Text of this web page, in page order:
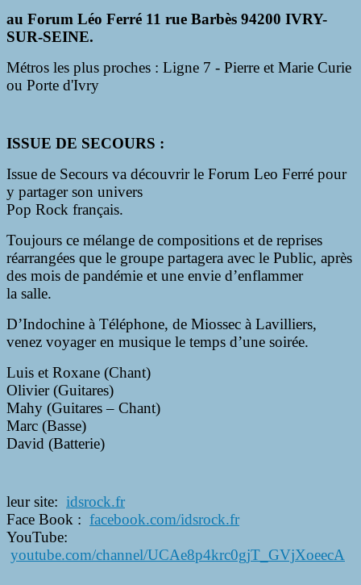
au Forum Léo Ferré 11 rue Barbès 94200 IVRY-
SUR-SEINE.
Métros les plus proches : Ligne 7 - Pierre et Marie Curie
ou Porte d'Ivry
ISSUE DE SECOURS :
Issue de Secours va découvrir le Forum Leo Ferré pour
y partager son univers
Pop Rock français.
Toujours ce mélange de compositions et de reprises
réarrangées que le groupe partagera avec le Public, après
des mois de pandémie et une envie d’enflammer
la salle.
D’Indochine à Téléphone, de Miossec à Lavilliers,
venez voyager en musique le temps d’une soirée.
Luis et Roxane (Chant)
Olivier (Guitares)
Mahy (Guitares – Chant)
Marc (Basse)
David (Batterie)
leur site: idsrock.fr
Face Book : facebook.com/idsrock.fr
YouTube:
youtube.com/channel/UCAe8p4krc0gjT_GVjXoeecA